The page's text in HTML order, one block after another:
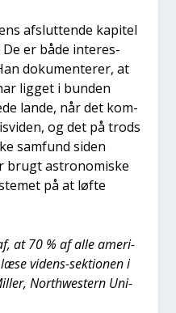
afslut­ten­de kapi­tel
er både inter­es­
doku­men­te­rer, at
lig­get i bun­den
lan­de, når det kom­
og det på trods
sam­fund siden
brugt astro­no­mi­ske
på at løf­te
at 70 % af alle ame­ri­
videns-sek­tio­nen i
Nort­hwestern Uni­